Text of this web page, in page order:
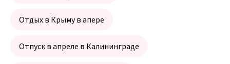
Отдых в Крыму в апере
Отпуск в апреле в Калининграде